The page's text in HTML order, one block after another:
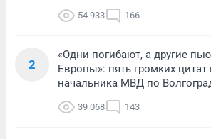
54 933 166
2
«Одни погибают, а другие
Европы»: пять громких цитат
начальника МВД по
39 068 143